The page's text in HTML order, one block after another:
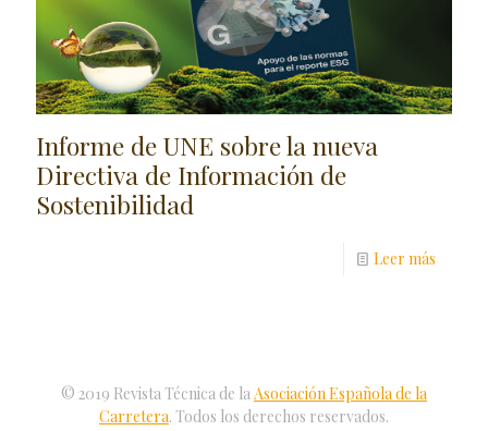
Informe de UNE sobre la nueva
Directiva de Información de
Sostenibilidad
Leer más
© 2019 Revista Técnica de laAsociación Española de la
Carretera. Todos los derechos reservados.